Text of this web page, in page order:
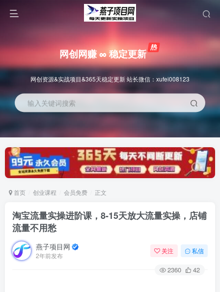
网创网赚 ∞ 稳定更新
网创资源&实战项目&365天稳定更新 站长微信：xufei008123
输入关键词搜索
首页 创业课程 会员免费 正文
淘宝流量实操进阶课，8-15天放大流量实操，店铺
流量不用愁
燕子项目网
2年前发布
关注 私信
2360 42